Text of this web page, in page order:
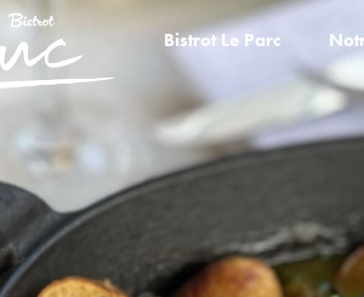
Bistrot Le Parc